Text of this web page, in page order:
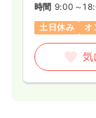
時間 9:00～
土日休み
オ
気